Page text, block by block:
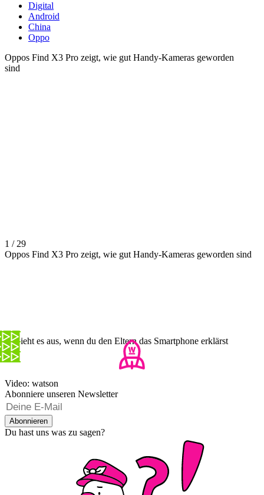
Digital
Android
China
Oppo
Oppos Find X3 Pro zeigt, wie gut Handy-Kameras geworden
sind
1 / 29
Oppos Find X3 Pro zeigt, wie gut Handy-Kameras geworden sind
So sieht es aus, wenn du den Eltern das Smartphone erklärst
Video: watson
Abonniere unseren Newsletter
Abonnieren
Du hast uns was zu sagen?